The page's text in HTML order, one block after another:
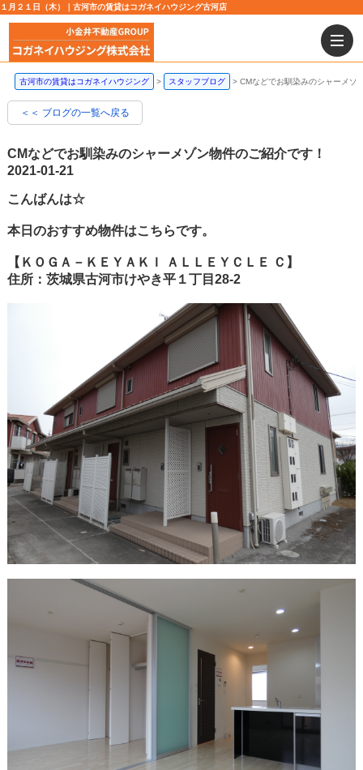
１月２１日（木）｜古河市の賃貸はコガネイハウジング古河店
古河市の賃貸はコガネイハウジング スタッフブログ CMなどでお馴染みのシャーメゾ
＜＜ ブログの一覧へ戻る
CMなどでお馴染みのシャーメゾン物件のご紹介です！
2021-01-21
こんばんは☆
本日のおすすめ物件はこちらです。
【ＫＯＧＡ－ＫＥＹＡＫＩ ＡＬＬＥＹＣＬＥ Ｃ】
住所：茨城県古河市けやき平１丁目28-2